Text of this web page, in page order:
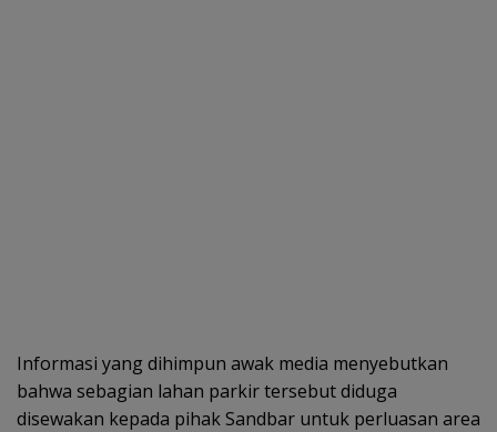
Informasi yang dihimpun awak media menyebutkan
bahwa sebagian lahan parkir tersebut diduga
disewakan kepada pihak Sandbar untuk perluasan area